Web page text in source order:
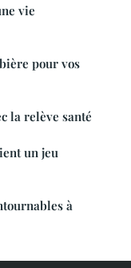
vie
pour vos
la relève santé
un jeu
à